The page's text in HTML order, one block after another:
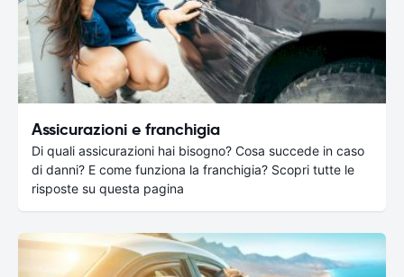
Assicurazioni e franchigia
Di quali assicurazioni hai bisogno? Cosa succede in caso
di danni? E come funziona la franchigia? Scopri tutte le
risposte su questa pagina